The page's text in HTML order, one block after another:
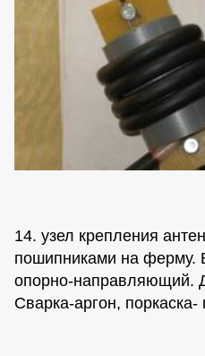
14. узел крепления
пошипниками на ферму.
опорно-направляющий.
Сварка-аргон, поркаска-